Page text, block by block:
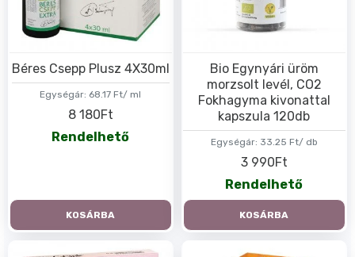
Egységár: 68.17 Ft/ ml
Béres Csepp Plusz 4X30ml
8 180Ft
Rendelhető
KOSÁRBA
Egységár: 33.25 Ft/ db
Bio Egynyári üröm
morzsolt levél, CO2
Fokhagyma kivonattal
kapszula 120db
3 990Ft
Rendelhető
KOSÁRBA